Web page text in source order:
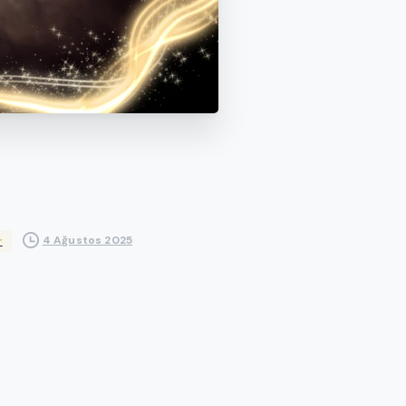
4 Ağustos 2025